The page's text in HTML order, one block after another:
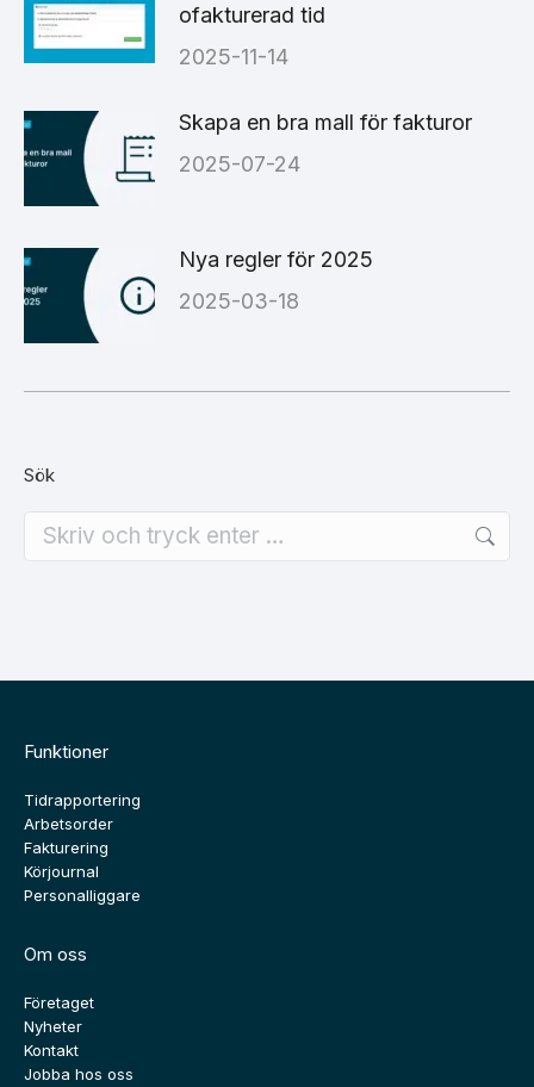
ofakturerad tid
2025-11-14
Skapa en bra mall för fakturor
2025-07-24
Nya regler för 2025
2025-03-18
Sök
Funktioner
Tidrapportering
Arbetsorder
Fakturering
Körjournal
Personalliggare
Om oss
Företaget
Nyheter
Kontakt
Jobba hos oss